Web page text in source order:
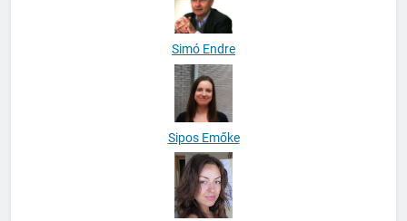
Simó Endre
Sipos Emőke